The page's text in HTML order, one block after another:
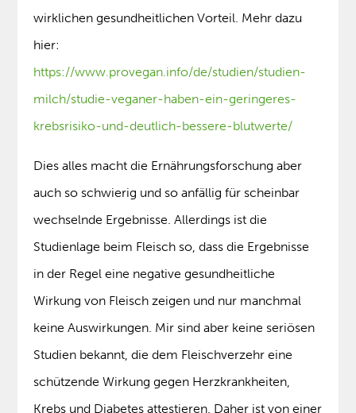
wirklichen gesundheitlichen Vorteil. Mehr dazu
hier:
https://www.provegan.info/de/studien/studien-
milch/studie-veganer-haben-ein-geringeres-
krebsrisiko-und-deutlich-bessere-blutwerte/
Dies alles macht die Ernährungsforschung aber
auch so schwierig und so anfällig für scheinbar
wechselnde Ergebnisse. Allerdings ist die
Studienlage beim Fleisch so, dass die Ergebnisse
in der Regel eine negative gesundheitliche
Wirkung von Fleisch zeigen und nur manchmal
keine Auswirkungen. Mir sind aber keine seriösen
Studien bekannt, die dem Fleischverzehr eine
schützende Wirkung gegen Herzkrankheiten,
Krebs und Diabetes attestieren. Daher ist von einer